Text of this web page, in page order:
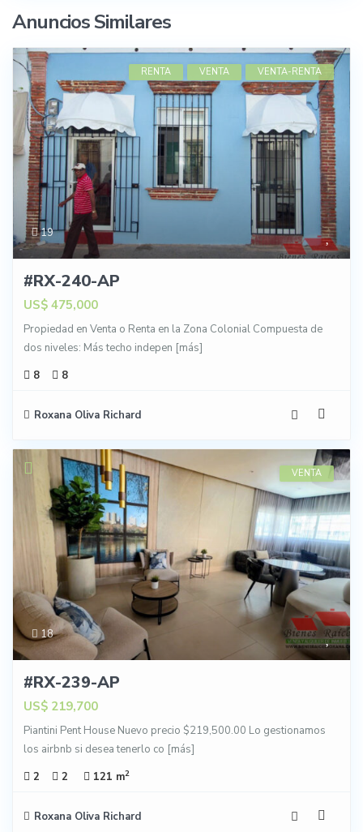
Anuncios Similares
19
RENTA VENTA VENTA-RENTA
#RX-240-AP
US$ 475,000
Propiedad en Venta o Renta en la Zona Colonial Compuesta de
dos niveles: Más techo indepen [más]
8
8
Roxana Oliva Richard
18
VENTA
#RX-239-AP
US$ 219,700
Piantini Pent House Nuevo precio $219,500.00 Lo gestionamos
los airbnb si desea tenerlo co [más]
2
2 121 m2
Roxana Oliva Richard